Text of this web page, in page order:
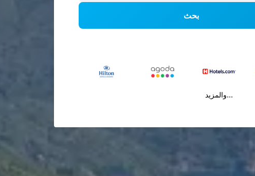
بحث
...والمزيد